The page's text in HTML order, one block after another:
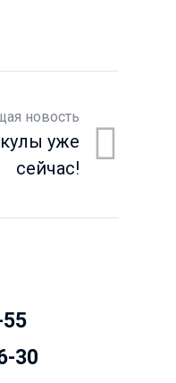
новость
уже
сейчас!
30